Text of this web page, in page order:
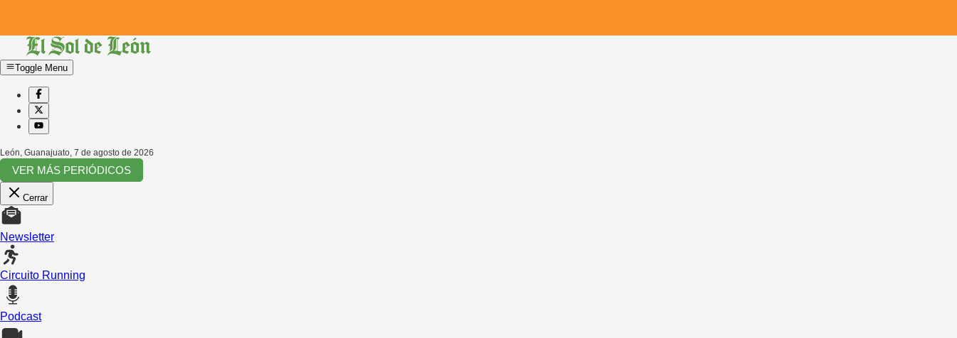
Toggle Menu
León, Guanajuato, 7 de agosto de 2026
VER MÁS PERIÓDICOS
Cerrar
Newsletter
Circuito Running
Podcast